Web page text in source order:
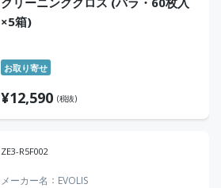
×5箱)
お取り寄せ
¥12,590 (税抜)
ZE3-R5F002
メーカー名 EVOLIS